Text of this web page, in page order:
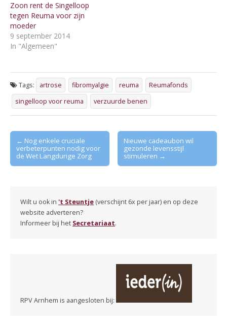
Zoon rent de Singelloop
tegen Reuma voor zijn
moeder
9 september 2014
In "Algemeen"
Tags: artrose fibromyalgie reuma
Reumafonds
singelloop voor reuma
verzuurde benen
Post
navigation
← Nog enkele cruciale
verbeterpunten nodig voor
de Wet Langdurige Zorg
Nieuwe cadeaubon wil
gezonde levensstijl
stimuleren →
Wilt u ook in 't Steuntje (verschijnt 6x per jaar) en op deze
website adverteren?
Informeer bij het Secretariaat.
RPV Arnhem is aangesloten bij: